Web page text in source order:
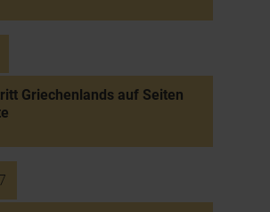
Griechenlands auf Seiten